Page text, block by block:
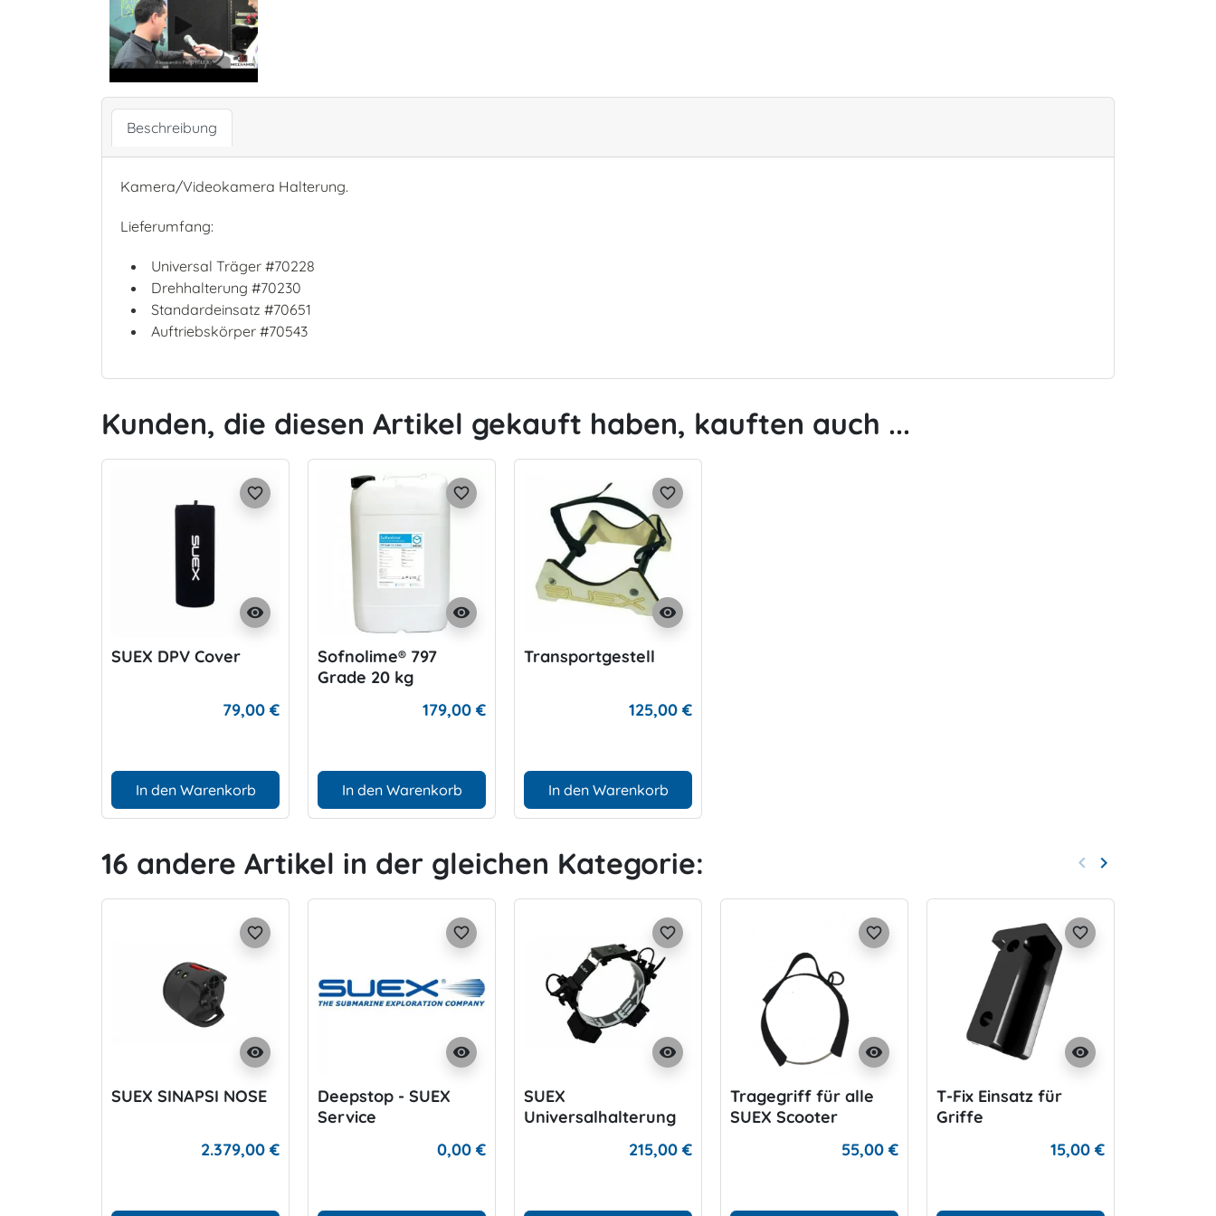
Beschreibung
Kamera/Videokamera Halterung.
Lieferumfang:
Universal Träger #70228
Drehhalterung #70230
Standardeinsatz #70651
Auftriebskörper #70543
Kunden, die diesen Artikel gekauft haben, kauften auch ...
visibility
favorite_border
SUEX DPV Cover
79,00 €
In den Warenkorb
visibility
favorite_border
Sofnolime® 797
Grade 20 kg
179,00 €
In den Warenkorb
visibility
favorite_border
Transportgestell
125,00 €
In den Warenkorb
16 andere Artikel in der gleichen Kategorie: Zurück
keyboard_arrow_left Weiter
keyboard_arrow_right
visibility
favorite_border
SUEX SINAPSI NOSE
2.379,00 €
visibility
favorite_border
Deepstop - SUEX
Service
0,00 €
visibility
favorite_border
SUEX
Universalhalterung
215,00 €
visibility
favorite_border
Tragegriff für alle
SUEX Scooter
55,00 €
visibility
favorite_border
T-Fix Einsatz für
Griffe
15,00 €